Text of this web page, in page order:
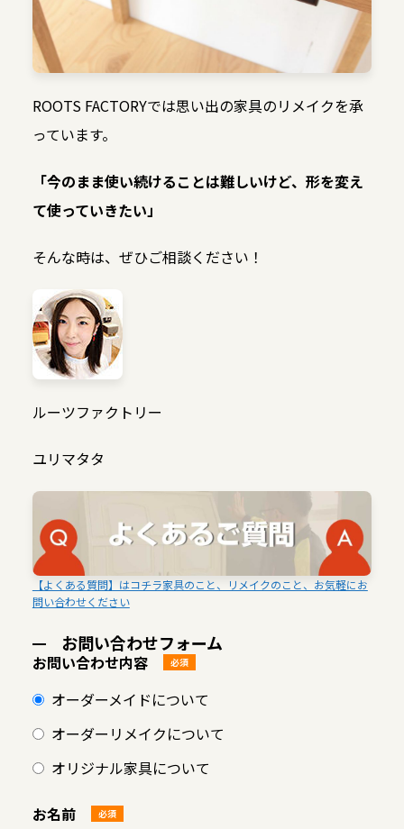
ROOTS FACTORYでは思い出の家具のリメイクを承
っています。
「今のまま使い続けることは難しいけど、形を変え
て使っていきたい」
そんな時は、ぜひご相談ください！
ルーツファクトリー
ユリマタタ
【よくある質問】はコチラ家具のこと、リメイクのこと、お気軽にお
問い合わせください
お問い合わせフォーム
お問い合わせ内容 必須
オーダーメイドについて
オーダーリメイクについて
オリジナル家具について
お名前 必須